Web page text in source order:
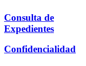
Consulta de
Expedientes
Confidencialidad